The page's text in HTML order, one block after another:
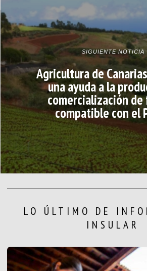
SIGUIENTE NOTICIA
Agricultura de
una ayuda a la
comercialización
compatible con el
LO ÚLTIMO DE
INSULAR